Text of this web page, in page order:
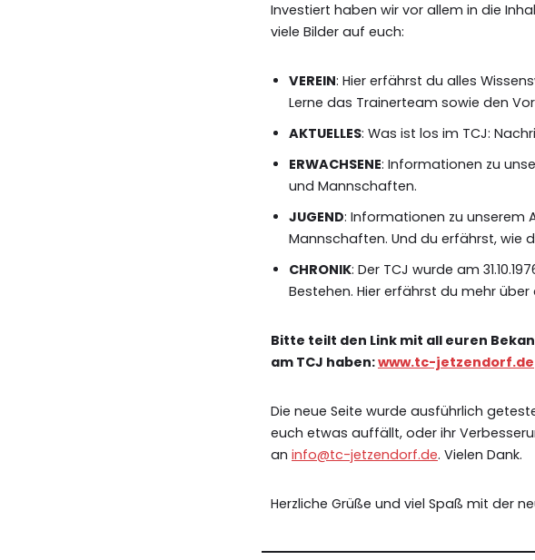
Investiert haben wir vor allem in die
viele Bilder auf euch:
VEREIN: Hier erfährst du alles
Lerne das Trainerteam sowie den
AKTUELLES: Was ist los im TCJ:
ERWACHSENE: Informationen zu
und Mannschaften.
JUGEND: Informationen zu unserem
Mannschaften. Und du erfährst, wie
CHRONIK: Der TCJ wurde am
Bestehen. Hier erfährst du mehr über
Bitte teilt den Link mit all euren
am TCJ haben:www.tc-jetzendorf.de
Die neue Seite wurde ausführlich
euch etwas auffällt, oder ihr
an info@tc-jetzendorf.de. Vielen Dank.
Herzliche Grüße und viel Spaß mit der